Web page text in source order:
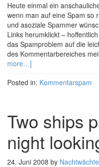
Heute einmal ein
wenn man auf eine Spam so
und asoziale Spammer
Links herumklickt –
das Spamproblem auf die
des Kommentarbereiches
more…]
Posted in: Kommentarspam
Two ships
night
24. Juni 2008 by